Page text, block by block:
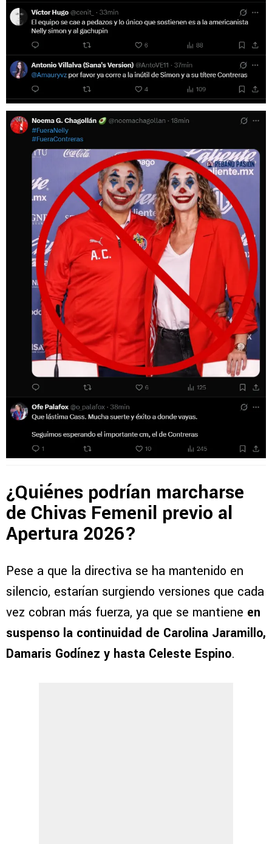
¿Quiénes podrían marcharse
de Chivas Femenil previo al
Apertura 2026?
Pese a que la directiva se ha mantenido en
silencio, estarían surgiendo versiones que cada
vez cobran más fuerza, ya que se mantiene en
suspenso la continuidad de Carolina Jaramillo,
Damaris Godínez y hasta Celeste Espino.